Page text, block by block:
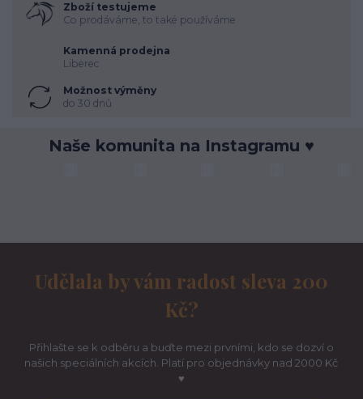
Zboží testujeme
Co prodáváme, to také používáme
Kamenná prodejna
Liberec
Možnost výměny
do 30 dnů
Naše komunita na Instagramu ♥
Udělala by vám radost sleva 200
Kč?
Přihlašte se k odběru a buďte mezi prvními, kdo se dozví o
našich speciálních akcích. Platí pro objednávky nad 2000 Kč
♥